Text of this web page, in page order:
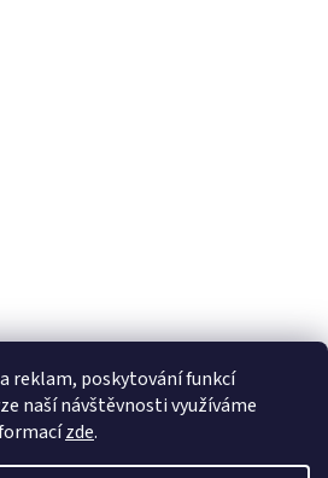
reklam, poskytování funkcí
naší návštěvnosti využíváme
zde.